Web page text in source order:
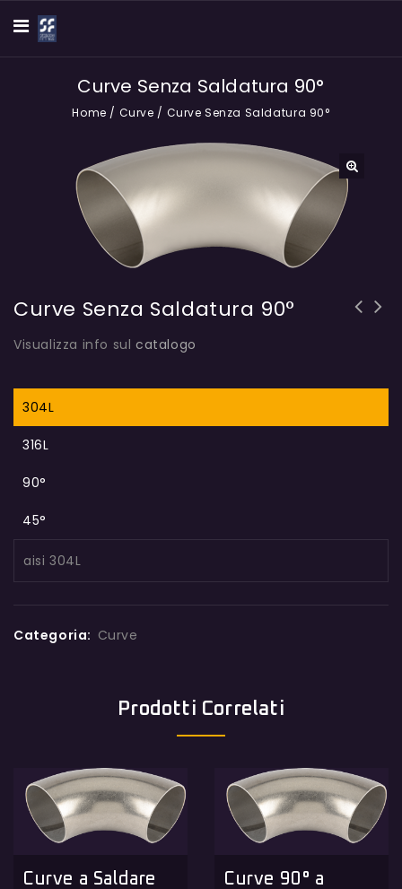
Curve Senza Saldatura 90°
Home / Curve / Curve Senza Saldatura 90°
🔍
Curve Senza Saldatura 90°
Visualizza info sul catalogo
304L
316L
90°
45°
aisi 304L
Categoria: Curve
Prodotti Correlati
Curve a Saldare
Curve 90° a